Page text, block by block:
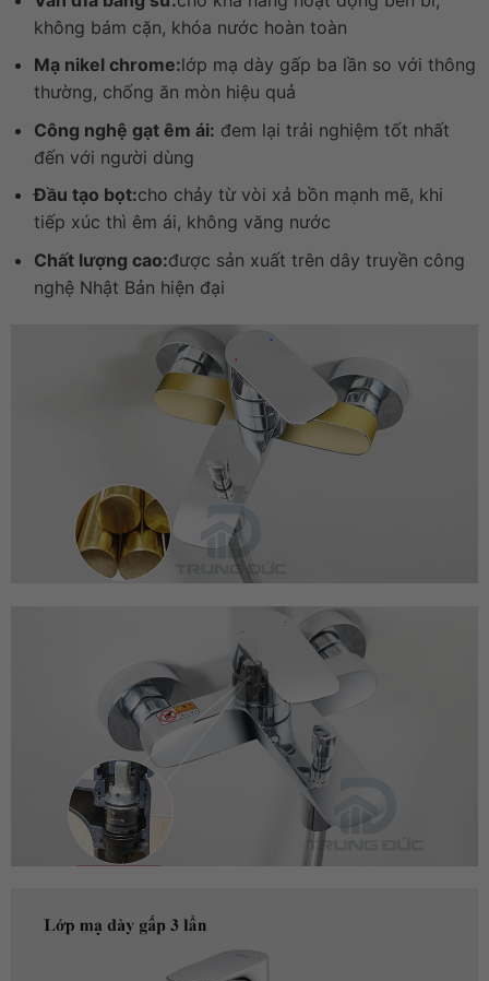
không bám cặn, khóa nước hoàn toàn
Mạ nikel chrome:lớp mạ dày gấp ba lần so với thông
thường, chống ăn mòn hiệu quả
Công nghệ gạt êm ái: đem lại trải nghiệm tốt nhất
đến với người dùng
Đầu tạo bọt:cho chảy từ vòi xả bồn mạnh mẽ, khi
tiếp xúc thì êm ái, không văng nước
Chất lượng cao:được sản xuất trên dây truyền công
nghệ Nhật Bản hiện đại